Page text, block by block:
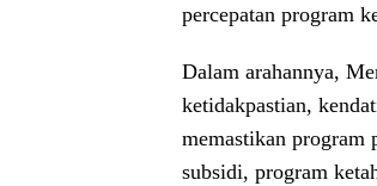
percepatan program
Dalam arahannya,
ketidakpastian,
memastikan program
subsidi, program